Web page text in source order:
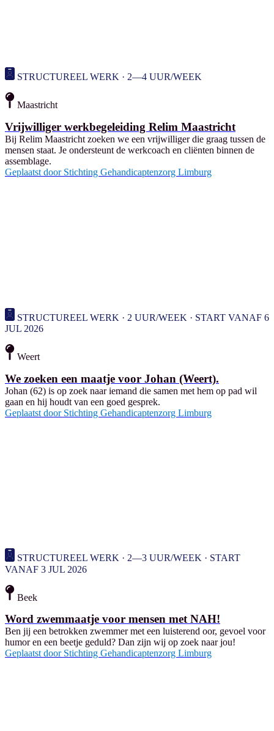
STRUCTUREEL WERK · 2—4 UUR/WEEK
Maastricht
Vrijwilliger werkbegeleiding Relim Maastricht
Bij Relim Maastricht zoeken we een vrijwilliger die graag tussen de
mensen staat. Je ondersteunt de werkcoach en cliënten binnen de
assemblage.
Geplaatst door Stichting Gehandicaptenzorg Limburg
STRUCTUREEL WERK · 2 UUR/WEEK · START VANAF 6
JUL 2026
Weert
We zoeken een maatje voor Johan (Weert).
Johan (62) is op zoek naar iemand die samen met hem op pad wil
gaan en hij houdt van een goed gesprek.
Geplaatst door Stichting Gehandicaptenzorg Limburg
STRUCTUREEL WERK · 2—3 UUR/WEEK · START
VANAF 3 JUL 2026
Beek
Word zwemmaatje voor mensen met NAH!
Ben jij een betrokken zwemmer met een luisterend oor, gevoel voor
humor en een beetje geduld? Dan zijn wij op zoek naar jou!
Geplaatst door Stichting Gehandicaptenzorg Limburg